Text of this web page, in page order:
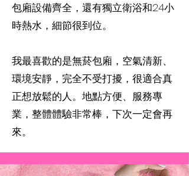
包廂設備齊全，還有獨立衛浴和24小
時熱水，細節很到位。
我最喜歡的是無菸包廂，空氣清新、
環境安靜，完全不受打擾，很適合真
正想放鬆的人。地點方便、服務專
業，整體體驗非常棒，下次一定會再
來。